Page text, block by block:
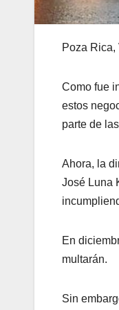
Poza
Como fue
estos
parte de
Ahora, la
José Luna
En
multarán.
Sin